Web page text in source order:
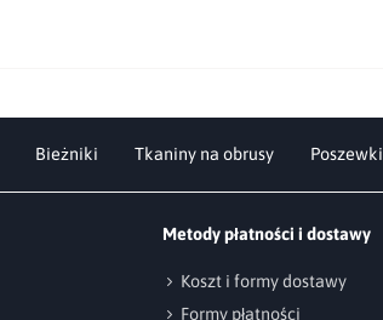
Bieżniki Tkaniny na obrusy Poszewki
Metody płatności i dostawy
Koszt i formy dostawy
Formy płatności